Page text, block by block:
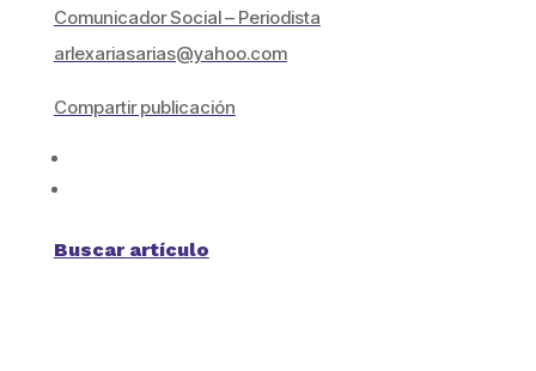
Comunicador Social – Periodista
arlexariasarias@yahoo.com
Compartir publicación
Buscar artículo